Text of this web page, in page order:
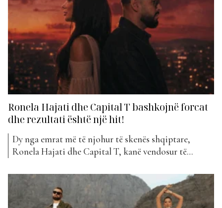
moderne dhe një kombinim interesant të stileve...
Ronela Hajati dhe Capital T bashkojnë forcat
dhe rezultati është një hit!
Dy nga emrat më të njohur të skenës shqiptare,
Ronela Hajati dhe Capital T, kanë vendosur të
muzikor që po tërheq vëmendjen e fansave që në
momentet e para. Kënga mban titullin “Koishii” dhe
premton të jetë një nga bashkëpunimet më...